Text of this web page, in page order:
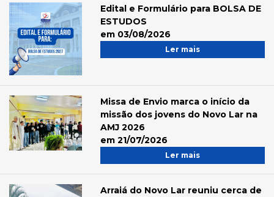
Edital e Formulário para BOLSA DE
ESTUDOS
em 03/08/2026
Ler mais
Missa de Envio marca o início da
missão dos jovens do Novo Lar na
AMJ 2026
em 21/07/2026
Ler mais
Arraiá do Novo Lar reuniu cerca de